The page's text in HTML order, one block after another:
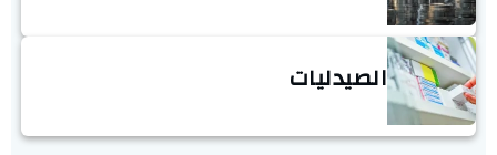
الصيدليات